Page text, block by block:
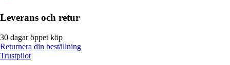
Leverans och retur
30 dagar öppet köp
Returnera din beställning
Trustpilot